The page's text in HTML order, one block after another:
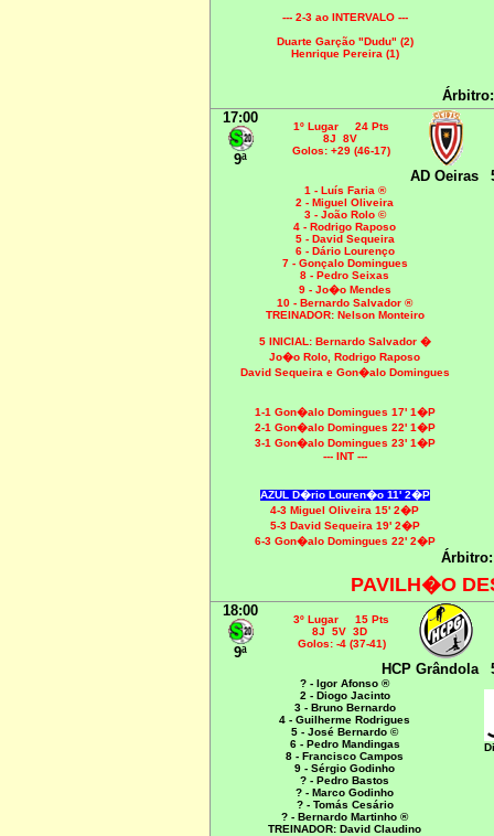
--- 2-3 ao INTERVALO ---
Duarte Garção "Dudu" (2)
Henrique Pereira (1)
17:00
9ª
1º Lugar 24 Pts
8J 8V
Golos: +29 (46-17)
AD Oeiras
1 - Luís Faria ®
2 - Miguel Oliveira
3 - João Rolo ©
4 - Rodrigo Raposo
5 - David Sequeira
6 - Dário Lourenço
7 - Gonçalo Domingues
8 - Pedro Seixas
9 - Jo�o Mendes
10 - Bernardo Salvador ®
TREINADOR: Nelson Monteiro
5 INICIAL: Bernardo Salvador �
Jo�o Rolo, Rodrigo Raposo
David Sequeira e Gon�alo Domingues
1-1 Gon�alo Domingues 17' 1�P
2-1 Gon�alo Domingues 22' 1�P
3-1 Gon�alo Domingues 23' 1�P
--- INT ---
AZUL D�rio Louren�o 11' 2�P
4-3 Miguel Oliveira 15' 2�P
5-3 David Sequeira 19' 2�P
6-3 Gon�alo Domingues 22' 2�P
PAVILH�O
18:00
9ª
3º Lugar 15 Pts
8J 5V 3D
Golos: -4 (37-41)
HCP Grândola
? - Igor Afonso ®
2 - Diogo Jacinto
3 - Bruno Bernardo
4 - Guilherme Rodrigues
5 - José Bernardo ©
6 - Pedro Mandingas
8 - Francisco Campos
9 - Sérgio Godinho
? - Pedro Bastos
? - Marco Godinho
? - Tomás Cesário
? - Bernardo Martinho ®
TREINADOR: David Claudino